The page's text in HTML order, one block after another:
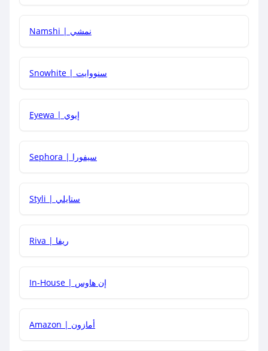
كيف أحصل على توصيل مجاني أو بدون رسوم الشحن ؟
هل يمكنني جمع كود خصم مع العروض الأخرى؟
Namshi | نمشي
Snowhite | سنووايت
Eyewa | إيوي
Sephora | سيفورا
Styli | ستايلي
Riva | ريفا
In-House | إن هاوس
Amazon | أمازون